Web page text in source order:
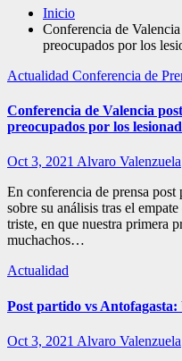
Inicio
Conferencia de
preocupados por los
Actualidad Conferencia de
Conferencia de Valencia
preocupados por los
Oct 3, 2021 Alvaro Valenzuela
En conferencia de prensa
sobre su análisis tras el
triste, en que nuestra primera
muchachos…
Actualidad
Post partido vs
Oct 3, 2021 Alvaro Valenzuela